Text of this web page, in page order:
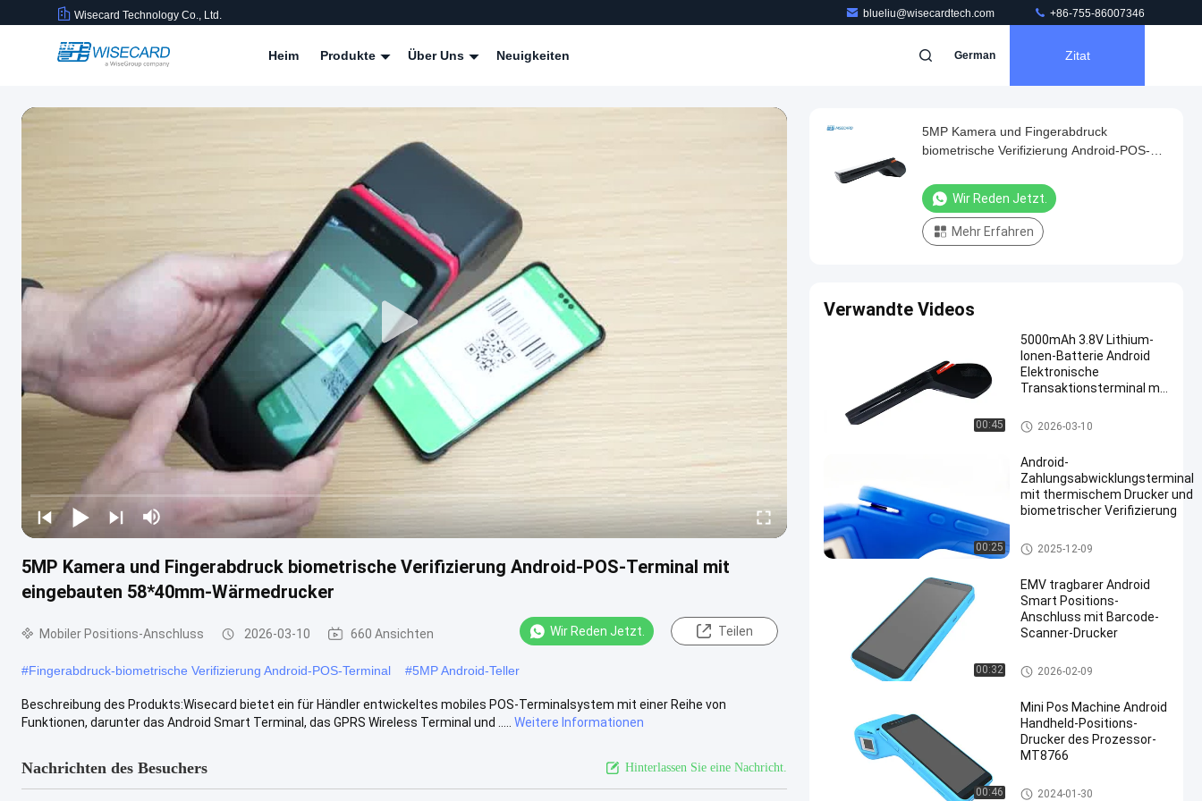
Wisecard Technology Co., Ltd. blueliu@wisecardtech.com +86-755-86007346
Heim Produkte Über Uns Neuigkeiten German Zitat
5MP Kamera und Fingerabdruck biometrische Verifizierung Android-POS-Terminal mit
eingebauten 58*40mm-Wärmedrucker
Mobiler Positions-Anschluss 2026-03-10 660 Ansichten Wir Reden Jetzt. Teilen
#Fingerabdruck-biometrische Verifizierung Android-POS-Terminal #5MP Android-Teller
Beschreibung des Produkts:Wisecard bietet ein für Händler entwickeltes mobiles POS-Terminalsystem mit einer Reihe von
Funktionen, darunter das Android Smart Terminal, das GPRS Wireless Terminal und .....
Weitere Informationen
Nachrichten des Besuchers Hinterlassen Sie eine Nachricht.
5MP Kamera und Fingerabdruck
biometrische Verifizierung Android-POS-
Wärmedrucker
Wir Reden Jetzt.
Mehr Erfahren
Verwandte Videos
00:45
5000mAh 3.8V Lithium-
Ionen-Batterie Android
Elektronische
Transaktionsterminal mit
Betriebssystem
Android Positions-Anschluss
2026-03-10
00:25
Android-
Zahlungsabwicklungsterminal
mit thermischem Drucker und
biometrischer Verifizierung
Android Positions-Anschluss
2025-12-09
00:32
EMV tragbarer Android
Smart Positions-
Anschluss mit Barcode-
Scanner-Drucker
Android Positions-Anschluss
2026-02-09
00:46
Mini Pos Machine Android
Handheld-Positions-
Drucker des Prozessor-
MT8766
Android Positions-Anschluss
2024-01-30